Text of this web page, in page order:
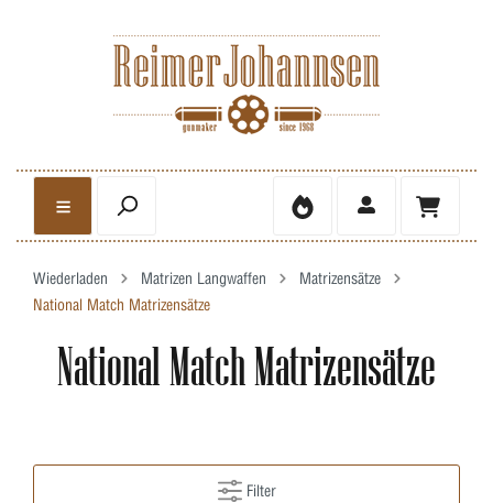
Wiederladen Matrizen Langwaffen
Matrizensätze
National Match Matrizensätze
National Match Matrizensätze
Filter